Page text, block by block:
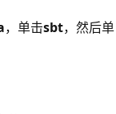
，单击sbt，然后单